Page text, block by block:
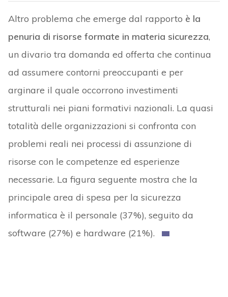
Altro problema che emerge dal rapporto è la
penuria di risorse formate in materia sicurezza,
un divario tra domanda ed offerta che continua
ad assumere contorni preoccupanti e per
arginare il quale occorrono investimenti
strutturali nei piani formativi nazionali. La quasi
totalità delle organizzazioni si confronta con
problemi reali nei processi di assunzione di
risorse con le competenze ed esperienze
necessarie. La figura seguente mostra che la
principale area di spesa per la sicurezza
informatica è il personale (37%), seguito da
software (27%) e hardware (21%).